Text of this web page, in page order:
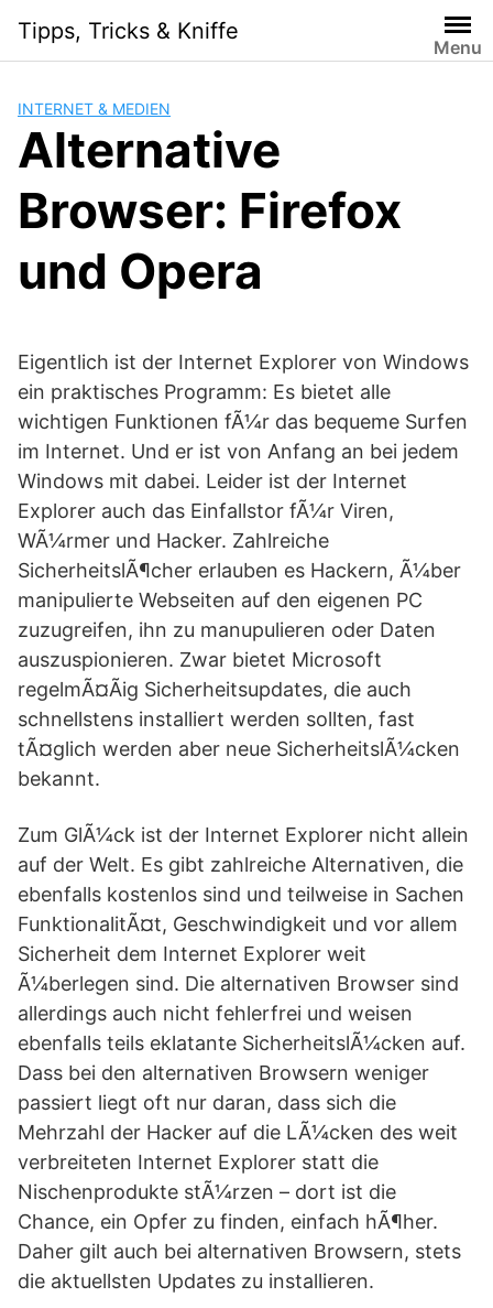
content
Tipps, Tricks & Kniffe
Menu
INTERNET & MEDIEN
Alternative
Browser: Firefox
und Opera
Eigentlich ist der Internet Explorer von Windows
ein praktisches Programm: Es bietet alle
wichtigen Funktionen fÃ¼r das bequeme Surfen
im Internet. Und er ist von Anfang an bei jedem
Windows mit dabei. Leider ist der Internet
Explorer auch das Einfallstor fÃ¼r Viren,
WÃ¼rmer und Hacker. Zahlreiche
SicherheitslÃ¶cher erlauben es Hackern, Ã¼ber
manipulierte Webseiten auf den eigenen PC
zuzugreifen, ihn zu manupulieren oder Daten
auszuspionieren. Zwar bietet Microsoft
regelmÃ¤Ãig Sicherheitsupdates, die auch
schnellstens installiert werden sollten, fast
tÃ¤glich werden aber neue SicherheitslÃ¼cken
bekannt.
Zum GlÃ¼ck ist der Internet Explorer nicht allein
auf der Welt. Es gibt zahlreiche Alternativen, die
ebenfalls kostenlos sind und teilweise in Sachen
FunktionalitÃ¤t, Geschwindigkeit und vor allem
Sicherheit dem Internet Explorer weit
Ã¼berlegen sind. Die alternativen Browser sind
allerdings auch nicht fehlerfrei und weisen
ebenfalls teils eklatante SicherheitslÃ¼cken auf.
Dass bei den alternativen Browsern weniger
passiert liegt oft nur daran, dass sich die
Mehrzahl der Hacker auf die LÃ¼cken des weit
verbreiteten Internet Explorer statt die
Nischenprodukte stÃ¼rzen – dort ist die
Chance, ein Opfer zu finden, einfach hÃ¶her.
Daher gilt auch bei alternativen Browsern, stets
die aktuellsten Updates zu installieren.